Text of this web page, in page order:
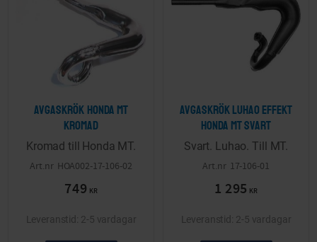
Avgaskrök Honda MT
Kromad
Kromad till Honda MT.
HOA002-17-106-02
749 KR
2-5 vardagar
Avgaskrök Luhao effekt
Honda MT Svart
Svart. Luhao. Till MT.
17-106-01
1 295 KR
2-5 vardagar